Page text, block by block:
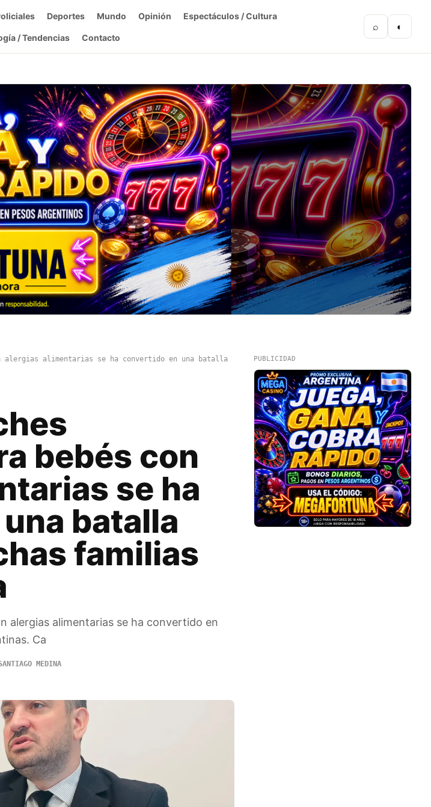
Deportes Mundo Opinión Espectáculos / Cultura
/ Tendencias Contacto
⌕ ◐
alergias alimentarias se ha convertido en una batalla
bebés con
se ha
batalla
familias
alergias alimentarias se ha convertido en
Ca
MEDINA
PUBLICIDAD